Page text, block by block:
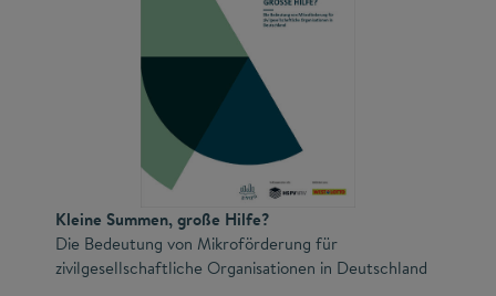
Kleine Summen, große Hilfe?
Die Bedeutung von Mikroförderung für
zivilgesellschaftliche Organisationen in Deutschland